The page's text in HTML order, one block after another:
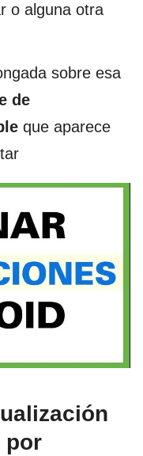
o alguna otra
sobre esa
de
que aparece
por